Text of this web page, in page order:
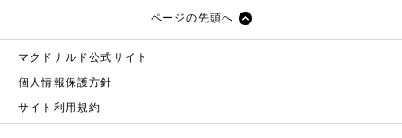
ページの先頭へ
マクドナルド公式サイト
個人情報保護方針
サイト利用規約